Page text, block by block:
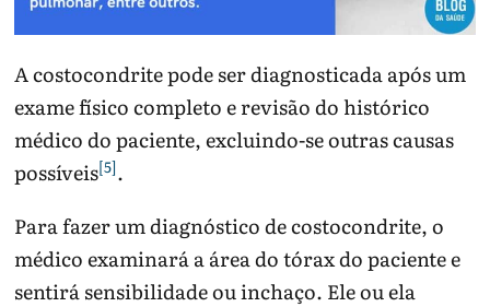
A costocondrite pode ser diagnosticada após um
exame físico completo e revisão do histórico
médico do paciente, excluindo-se outras causas
possíveis[5].
Para fazer um diagnóstico de costocondrite, o
médico examinará a área do tórax do paciente e
sentirá sensibilidade ou inchaço. Ele ou ela